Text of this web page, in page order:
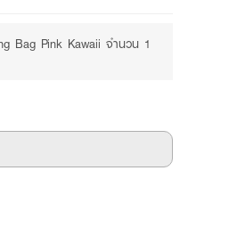
Bag Pink Kawaii จำนวน 1